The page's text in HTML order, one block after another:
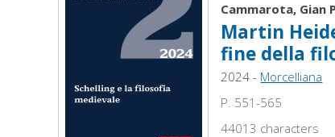
Cammarota, Gian
Martin
fine della
2024 - Morcelliana
P. 551-565
44013 characters